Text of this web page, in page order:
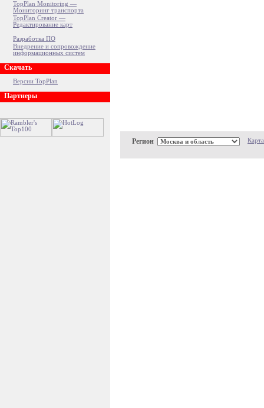
TopPlan Monitoring —
Мониторинг транспорта
TopPlan Creator —
Редактирование карт
Разработка ПО
Внедрение и сопровождение
информационных систем
Скачать
Версии TopPlan
Партнеры
Регион Карта